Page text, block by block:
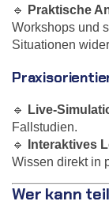
🔹
Praktische
Workshops und
Situationen
🔹 Live-
Fallstudien.
🔹
Interaktives
Wissen direkt in
Wer kann